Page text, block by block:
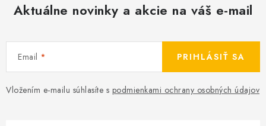
Aktuálne novinky a akcie na váš e-mail
Email
Vložením e-mailu súhlasíte s podmienkami ochrany osobných údajov
PRIHLÁSIŤ SA